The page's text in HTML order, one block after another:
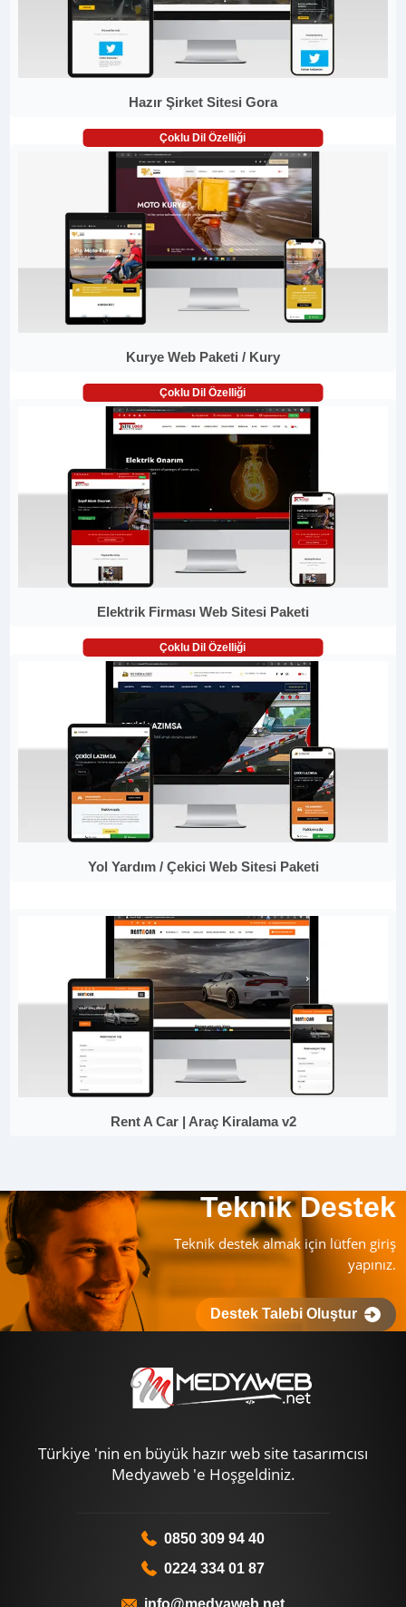
Hazır Şirket Sitesi Gora
Çoklu Dil Özelliği
Kurye Web Paketi / Kury
Çoklu Dil Özelliği
Elektrik Firması Web Sitesi Paketi
Çoklu Dil Özelliği
Yol Yardım / Çekici Web Sitesi Paketi
Rent A Car | Araç Kiralama v2
Teknik Destek
Teknik destek almak için lütfen giriş
yapınız.
Destek Talebi Oluştur
Türkiye 'nin en büyük hazır web site tasarımcısı
Medyaweb 'e Hoşgeldiniz.
0850 309 94 40
0224 334 01 87
info@medyaweb.net